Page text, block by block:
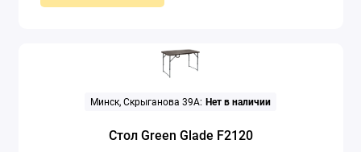
Минск, Скрыганова 39А: Нет в наличии
Стол Green Glade F2120